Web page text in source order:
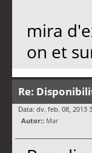
mira
on et
Re:
Data: dv. feb. 08, 2013
Autor:: Mar